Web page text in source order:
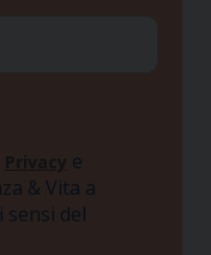
Privacy e
& Vita a
del